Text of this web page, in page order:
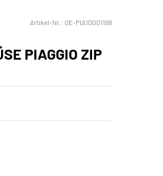
Artikel-Nr.: OE-PIA1D001198
PIAGGIO ZIP